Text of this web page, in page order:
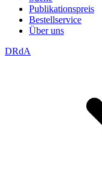
Publikationspreis
Bestellservice
Über uns
DRdA